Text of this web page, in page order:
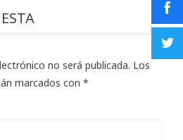
no será publicada. Los
marcados con *